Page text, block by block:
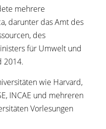
mehrere
darunter das Amt des
des
für Umwelt und
2014.
wie Harvard,
INCAE und mehreren
Vorlesungen